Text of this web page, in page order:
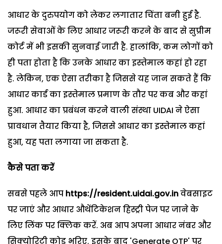
आधार के दुरुपयोग को लेकर लगातार चिंता बनी हुई है.
जरूरी सेवाओं के लिए आधार जरूरी करने के बाद से सुप्रीम
कोर्ट में भी इसकी सुनवाई जारी है. हालांकि, कम लोगों को
ही पता होता है कि उनके आधार का इस्तेमाल कहां हो रहा
है. लेकिन, एक ऐसा तरीका है जिससे यह जान सकते हैं कि
आधार कार्ड का इस्तेमाल प्रमाण के तौर पर कब और कहां
हुआ. आधार का प्रबंधन करने वाली संस्था UIDAI ने ऐसा
प्रावधान तैयार किया है, जिससे आधार का इस्तेमाल कहां
हुआ, यह पता लगाया जा सकता है.
कैसे पता करें
सबसे पहले आप https://resident.uidai.gov.inवेबसाइट
पर जाएं और आधार औथेंटिकेशन हिस्ट्री पेज पर जाने के
लिए लिंक पर क्लिक करें. अब आप अपना आधार नंबर और
सिक्योरिटी कोड भरिए. इसके बाद 'Generate OTP' पर